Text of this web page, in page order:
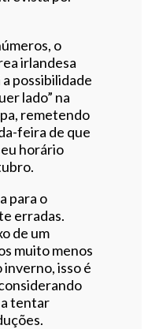
o
irlandesa
possibilidade
lado” na
remetendo
feira de que
horário
para o
erradas.
de um
muito menos
isso é
a tentar